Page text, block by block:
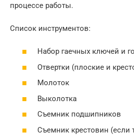
процессе работы.
Список инструментов:
Набор гаечных ключей и
Отвертки (плоские и
Молоток
Выколотка
Съемник подшипников
Съемник крестовин (если